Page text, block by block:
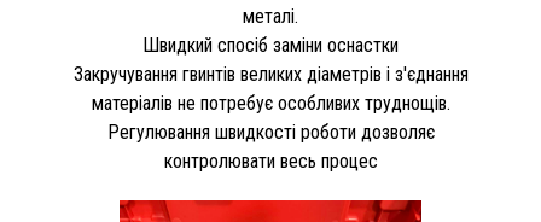
металі.
Швидкий спосіб заміни оснастки
Закручування гвинтів великих діаметрів і з'єднання
матеріалів не потребує особливих труднощів.
Регулювання швидкості роботи дозволяє
контролювати весь процес